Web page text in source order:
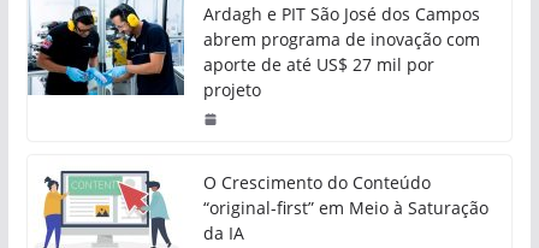
Ardagh e PIT São José dos Campos
abrem programa de inovação com
aporte de até US$ 27 mil por
projeto
O Crescimento do Conteúdo
“original-first” em Meio à Saturação
da IA